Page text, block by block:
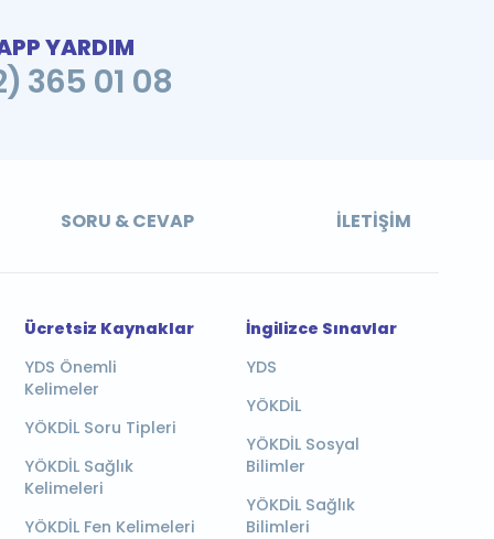
YARDIM
365 01 08
SORU & CEVAP İLETIŞIM
Ücretsiz Kaynaklar
YDS Önemli
Kelimeler
YÖKDİL Soru Tipleri
YÖKDİL Sağlık
Kelimeleri
YÖKDİL Fen Kelimeleri
İngilizce Sınavlar
YDS
YÖKDİL
YÖKDİL Sosyal
Bilimler
YÖKDİL Sağlık
Bilimleri